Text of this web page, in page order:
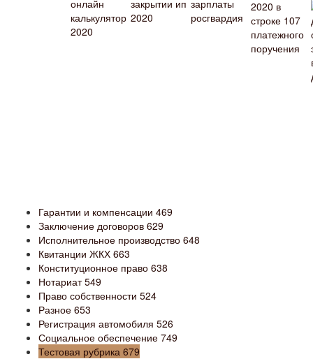
Гарантии и компенсации 469
Заключение договоров 629
Исполнительное производство 648
Квитанции ЖКХ 663
Конституционное право 638
Нотариат549
Право собственности 524
Разное 653
Регистрация автомобиля 526
Социальное обеспечение 749
Тестовая рубрика 679